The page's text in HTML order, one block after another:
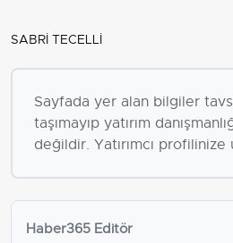
SABRİ TECELLİ
Sayfada yer alan bilgiler
taşımayıp yatırım
değildir. Yatırımcı
Haber365 Editör